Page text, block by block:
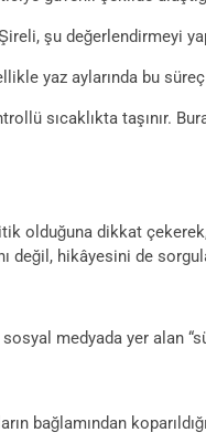
şu değerlendirmeyi
yaz aylarında bu
sıcaklıkta taşınır.
olduğuna dikkat
değil, hikâyesini de
medyada yer alan
bağlamından